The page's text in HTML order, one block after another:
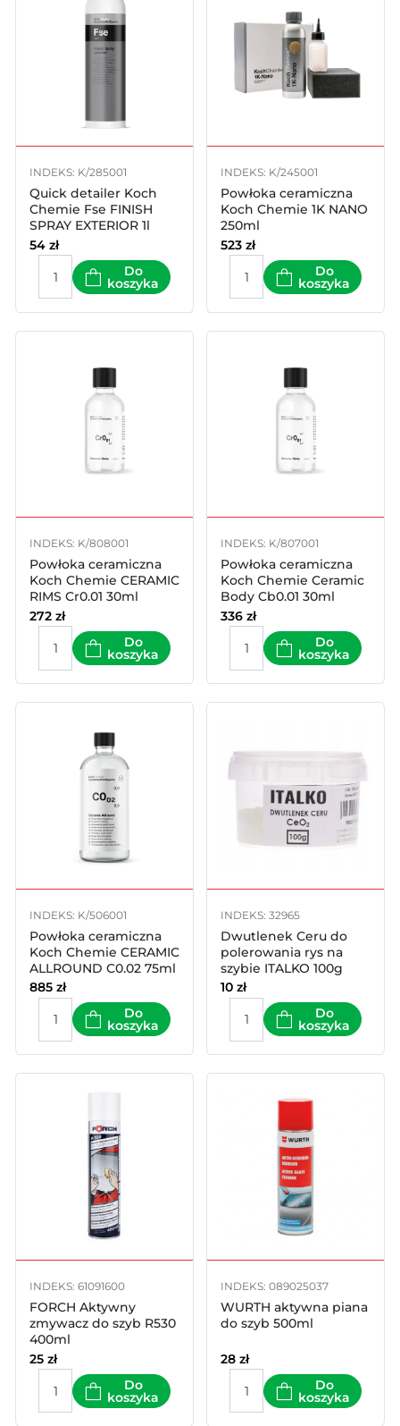
INDEKS: K/285001
Quick detailer Koch
Chemie Fse FINISH
SPRAY EXTERIOR 1l
54 zł
Do
koszyka
INDEKS: K/245001
Powłoka ceramiczna
Koch Chemie 1K NANO
250ml
523 zł
Do
koszyka
INDEKS: K/808001
Powłoka ceramiczna
Koch Chemie CERAMIC
RIMS Cr0.01 30ml
272 zł
Do
koszyka
INDEKS: K/807001
Powłoka ceramiczna
Koch Chemie Ceramic
Body Cb0.01 30ml
336 zł
Do
koszyka
INDEKS: K/506001
Powłoka ceramiczna
Koch Chemie CERAMIC
ALLROUND C0.02 75ml
885 zł
Do
koszyka
INDEKS: 32965
Dwutlenek Ceru do
polerowania rys na
szybie ITALKO 100g
10 zł
Do
koszyka
INDEKS: 61091600
FORCH Aktywny
zmywacz do szyb R530
400ml
25 zł
Do
koszyka
INDEKS: 089025037
WURTH aktywna piana
do szyb 500ml
28 zł
Do
koszyka